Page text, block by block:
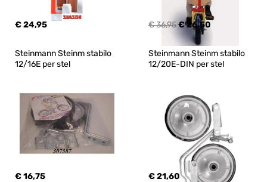
€ 24,95 € 36,95€ 26,50
Steinmann Steinm stabilo
12/16E per stel
€ 16,75
Steinmann Steinm stabilo
12/20E-DIN per stel
€ 21,60